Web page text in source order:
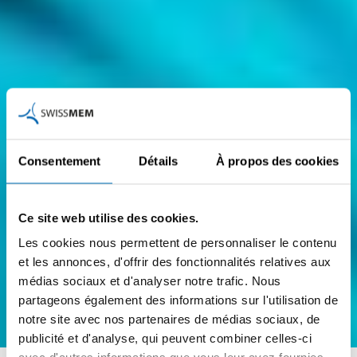
Consentement Détails À propos des cookies
Ce site web utilise des cookies.
Les cookies nous permettent de personnaliser le contenu
et les annonces, d'offrir des fonctionnalités relatives aux
médias sociaux et d'analyser notre trafic. Nous
partageons également des informations sur l'utilisation de
notre site avec nos partenaires de médias sociaux, de
publicité et d'analyse, qui peuvent combiner celles-ci